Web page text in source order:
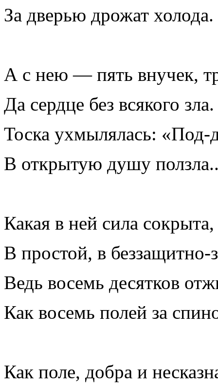
За дверью дрожат холода.
А с нею — пять внучек,
Да сердце без всякого зла.
Тоска ухмылялась:
В открытую душу
Какая в ней сила сокрыта,
В простой, в беззащитно-
Ведь восемь десятков
Как восемь полей за
Как поле, добра и